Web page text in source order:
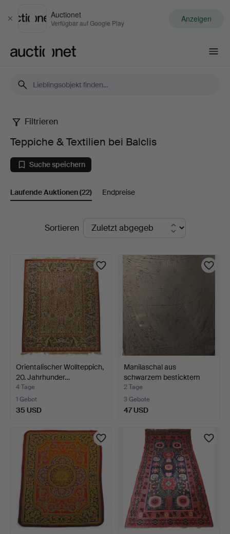
Schließen
Auctionet
Verfügbar auf Google Play Anzeigen
Teppiche
Textilien
bei
Balclis
Filtrieren
Teppiche & Textilien bei Balclis
Suche speichern
Laufende Auktionen(22) Endpreise
LaufendeSortieren
Orientalischer Wollteppich,
20. Jahrhunder…
4 Tage
1 Gebot
35 USD
Manilaschal aus
schwarzem besticktem
Seide…
2 Tage
3 Gebote
47 USD